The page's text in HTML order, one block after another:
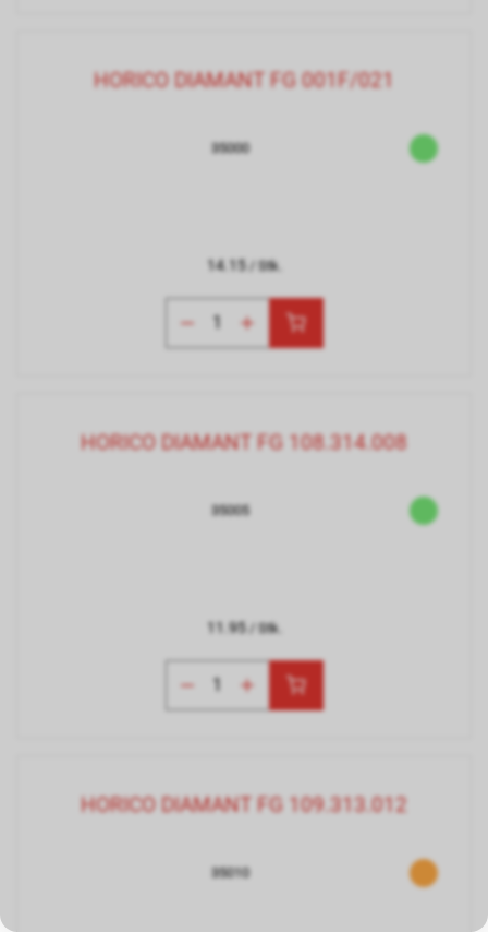
HORICO DIAMANT FG 001F/021
35000
14.15/ Stk.
HORICO DIAMANT FG 108.314.008
35005
11.95/ Stk.
HORICO DIAMANT FG 109.313.012
35010